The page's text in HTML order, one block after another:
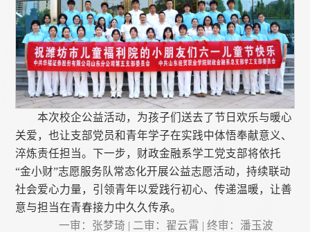
本次校企公益活动，为孩子们送去了节日欢乐与暖心
关爱，也让支部党员和青年学子在实践中体悟奉献意义、
淬炼责任担当。下一步，财政金融系学工党支部将依托
“金小财”志愿服务队常态化开展公益志愿活动，持续联动
社会爱心力量，引领青年以爱践行初心、传递温暖，让善
意与担当在青春接力中久久传承。
一审：张梦琦 | 二审：翟云霄 | 终审：潘玉波